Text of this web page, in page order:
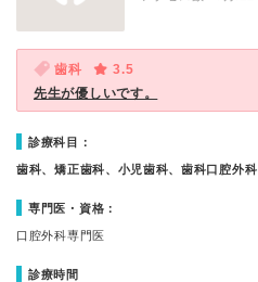
歯科
3.5
先生が優しいです。
診療科目：
歯科、矯正歯科、小児歯科、歯科口腔外科
専門医・資格：
口腔外科専門医
診療時間